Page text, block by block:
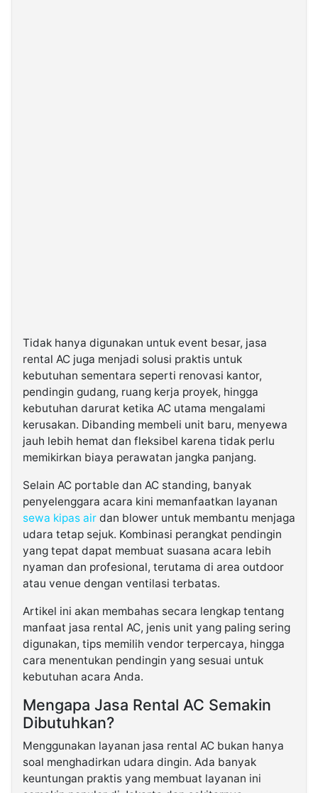
Tidak hanya digunakan untuk event besar, jasa
rental AC juga menjadi solusi praktis untuk
kebutuhan sementara seperti renovasi kantor,
pendingin gudang, ruang kerja proyek, hingga
kebutuhan darurat ketika AC utama mengalami
kerusakan. Dibanding membeli unit baru, menyewa
jauh lebih hemat dan fleksibel karena tidak perlu
memikirkan biaya perawatan jangka panjang.
Selain AC portable dan AC standing, banyak
penyelenggara acara kini memanfaatkan layanan
sewa kipas air dan blower untuk membantu menjaga
udara tetap sejuk. Kombinasi perangkat pendingin
yang tepat dapat membuat suasana acara lebih
nyaman dan profesional, terutama di area outdoor
atau venue dengan ventilasi terbatas.
Artikel ini akan membahas secara lengkap tentang
manfaat jasa rental AC, jenis unit yang paling sering
digunakan, tips memilih vendor terpercaya, hingga
cara menentukan pendingin yang sesuai untuk
kebutuhan acara Anda.
Mengapa Jasa Rental AC Semakin
Dibutuhkan?
Menggunakan layanan jasa rental AC bukan hanya
soal menghadirkan udara dingin. Ada banyak
keuntungan praktis yang membuat layanan ini